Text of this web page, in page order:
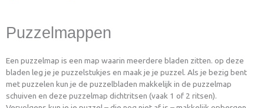
Puzzelmappen
Een puzzelmap is een map waarin meerdere bladen zitten. op deze
bladen leg je je puzzelstukjes en maak je je puzzel. Als je bezig bent
met puzzelen kun je de puzzelbladen makkelijk in de puzzelmap
schuiven en deze puzzelmap dichtritsen (vaak 1 of 2 ritsen).